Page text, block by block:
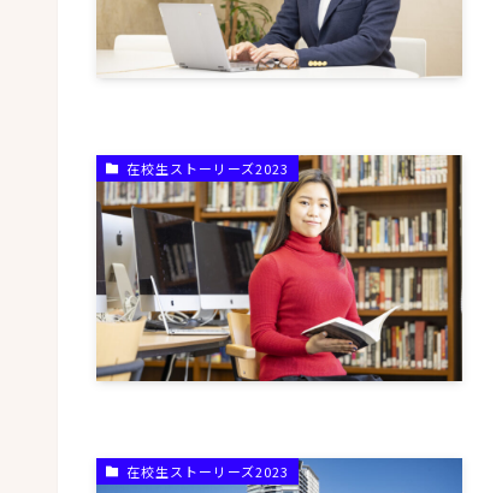
在校生ストーリーズ2023
在校生ストーリーズ2023